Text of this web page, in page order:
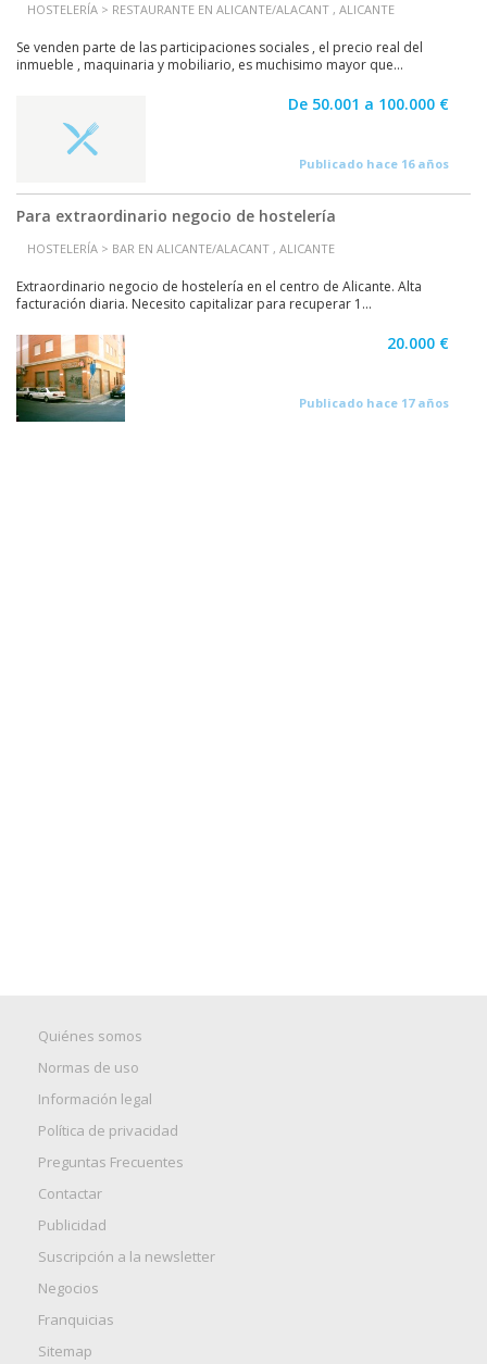
HOSTELERÍA > RESTAURANTE EN ALICANTE/ALACANT , ALICANTE
Se venden parte de las participaciones sociales , el precio real del
inmueble , maquinaria y mobiliario, es muchisimo mayor que...
De 50.001 a 100.000 €
Publicado hace 16 años
Para extraordinario negocio de hostelería
HOSTELERÍA > BAR EN ALICANTE/ALACANT , ALICANTE
Extraordinario negocio de hostelería en el centro de Alicante. Alta
facturación diaria. Necesito capitalizar para recuperar 1...
20.000 €
Publicado hace 17 años
Quiénes somos
Normas de uso
Información legal
Política de privacidad
Preguntas Frecuentes
Contactar
Publicidad
Suscripción a la newsletter
Negocios
Franquicias
Sitemap